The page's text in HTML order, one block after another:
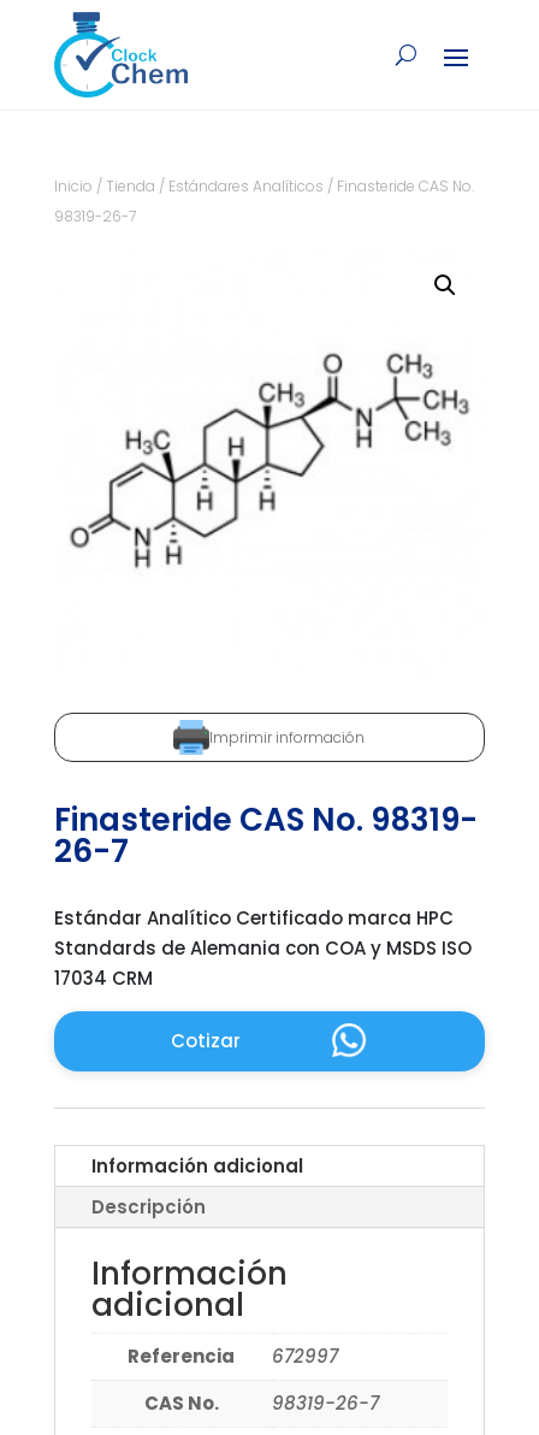
Inicio / Tienda / Estándares Analíticos / Finasteride CAS No.
98319-26-7
Imprimir información
Finasteride CAS No. 98319-
26-7
Estándar Analítico Certificado marca HPC
Standards de Alemania con COA y MSDS ISO
17034 CRM
Cotizar
Información adicional
Descripción
Información
adicional
Referencia
672997
CAS No.
98319-26-7